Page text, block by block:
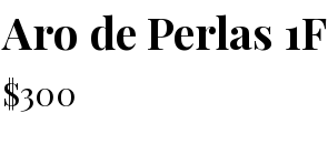
Aro de Perlas 1F
$300